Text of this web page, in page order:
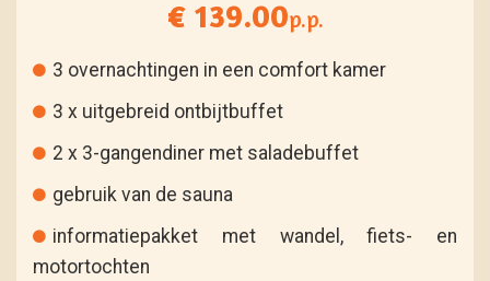
€ 139.00p.p.
3 overnachtingen in een comfort kamer
3 x uitgebreid ontbijtbuffet
2 x 3-gangendiner met saladebuffet
gebruik van de sauna
informatiepakket met wandel, fiets- en
motortochten